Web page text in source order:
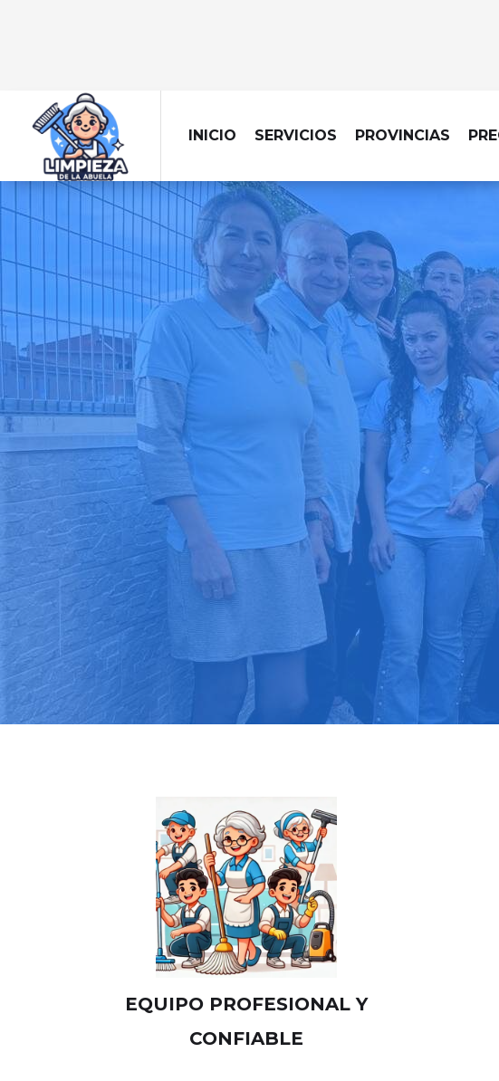
INICIO SERVICIOS PROVINCIAS
LIMPIEZA
Dejamos tu obra
Pide tu presupuesto
Más de 1000
EQUIPO PROFESIONAL Y
CONFIABLE